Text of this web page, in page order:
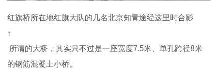
红旗桥所在地红旗大队的几名北京知青途经这里时合影
↑
所谓的大桥，其实只不过是一座宽度7.5米、单孔跨径8米
的钢筋混凝土小桥。